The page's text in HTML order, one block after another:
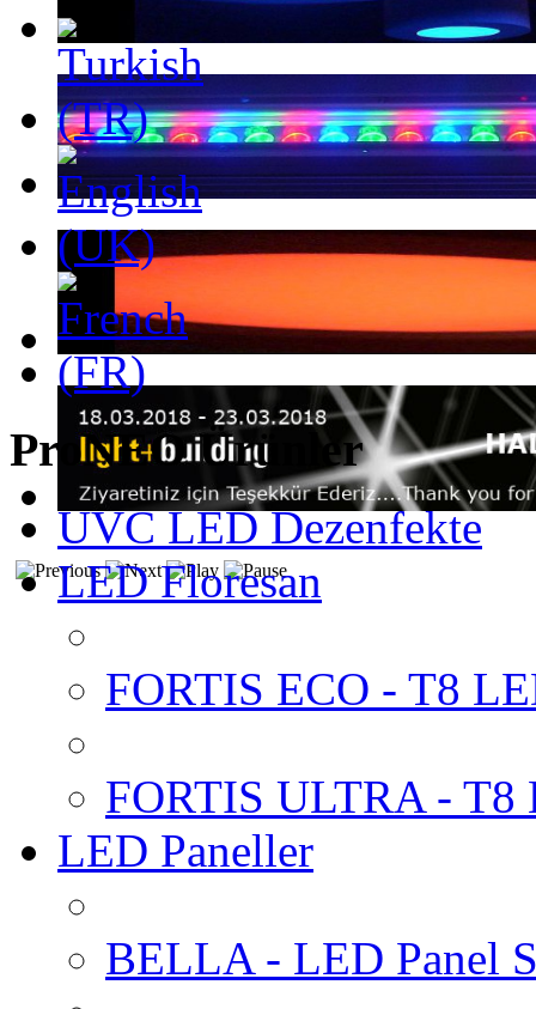
ProNEO Ürünler
UVC LED Dezenfekte
LED Floresan
FORTIS ECO - T8
FORTIS ULTRA - T8
LED Paneller
BELLA - LED Panel